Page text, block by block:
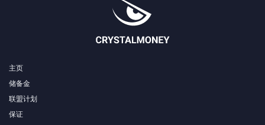
主页
储备金
联盟计划
保证